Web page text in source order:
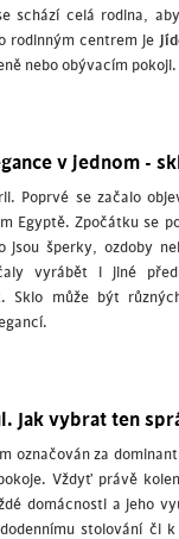
schází celá rodina,
rodinným centrem je
nebo obývacím pokoji.
v jednom -
Poprvé se začalo
Egyptě. Zpočátku se
jsou šperky, ozdoby
vyrábět i jiné
Sklo může být
Jak vybrat ten
označován za
Vždyť právě
domácnosti a jeho
stolování či